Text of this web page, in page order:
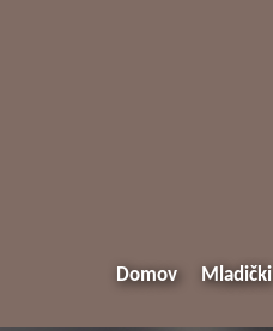
Domov Mladički